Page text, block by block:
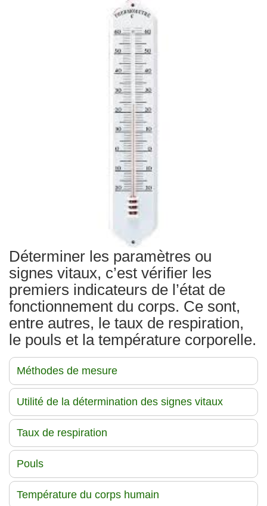
Déterminer les paramètres ou
signes vitaux, c’est vérifier les
premiers indicateurs de l’état de
fonctionnement du corps. Ce sont,
entre autres, le taux de respiration,
le pouls et la température corporelle.
Méthodes de mesure
Utilité de la détermination des signes vitaux
Taux de respiration
Pouls
Température du corps humain